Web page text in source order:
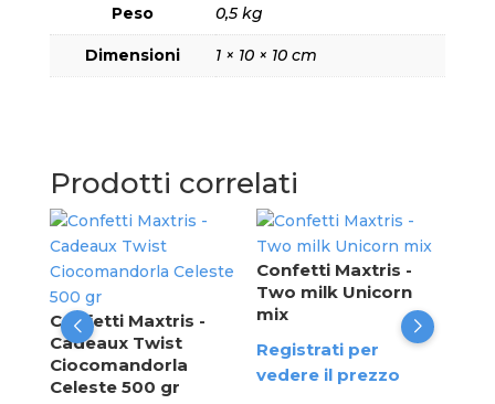
Peso 0,5 kg
Dimensioni 1 × 10 × 10 cm
Prodotti correlati
Confetti Maxtris -
Cadeaux Twist
Ciocomandorla
Celeste 500 gr
Confetti Maxtris -
Two milk Unicorn
mix
Registrati per
vedere il prezzo